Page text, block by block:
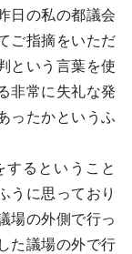
日の私の都議会
ご指摘をいただ
という言葉を使
非常に失礼な発
ったかというふ
るということ
うに思っており
場の外側で行っ
た議場の外で行